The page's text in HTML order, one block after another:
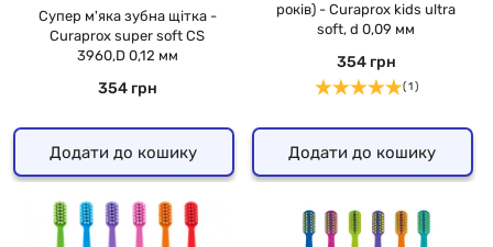
Супер м'яка зубна щітка -
Curaprox super soft CS
3960,D 0,12 мм
354 грн
Додати до кошику
років) - Curaprox kids ultra
soft, d 0,09 мм
354 грн
( 1 )
Додати до кошику